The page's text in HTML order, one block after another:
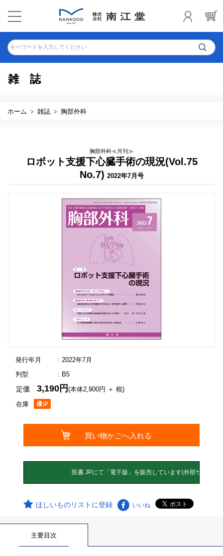
キーワードを入力してください
雑誌
ホーム 雑誌 胸部外科
胸部外科≪月刊≫
ロボット支援下心臓手術の現況(Vol.75
No.7) 2022年7月号
発行年月
: 2022年7月
判型
: B5
在庫
定価3,190円(本体2,900円 ＋ 税)
ほしいものリストに登録 いいね
主要目次